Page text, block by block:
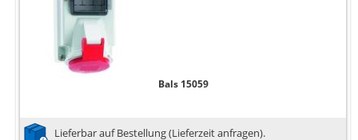
Bals 15059
Lieferbar auf Bestellung (Lieferzeit anfragen).